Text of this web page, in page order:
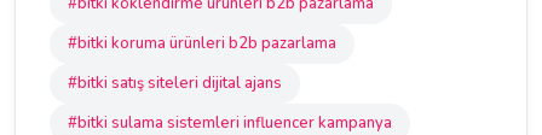
#bitki koruma ürünleri b2b pazarlama
#bitki satış siteleri dijital ajans
#bitki sulama sistemleri influencer kampanya